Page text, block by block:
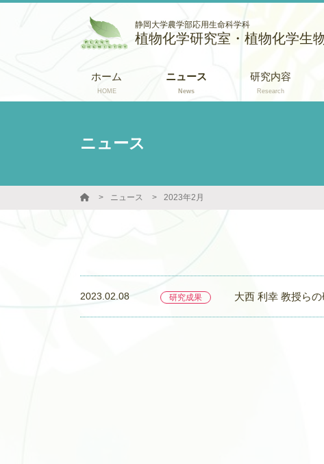
静岡大学農学部応用生命科学科
植物化学研究室・植物化学生
ホーム
HOME
ニュース
News
研究内容
Research
ニュース
ニュース 2023年2月
2023.02.08 研究成果 大西 利幸 教授ら